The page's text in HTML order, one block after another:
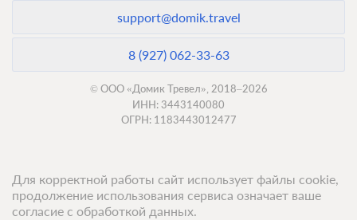
support@domik.travel
8 (927) 062-33-63
© ООО «Домик Тревел», 2018–2026
ИНН: 3443140080
ОГРН: 1183443012477
Для корректной работы сайт использует файлы cookie,
продолжение использования сервиса означает ваше
согласие с обработкой данных.